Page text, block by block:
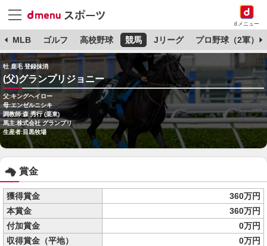
dメニュー
MLB ゴルフ 高校野球 競馬 Jリーグ プロ野球（2軍）
牡 鹿毛 登録抹消
(父)グランプリジョニー
父:キングヘイロー
母:エンゼルニシキ
調教師:森 秀行 (栗東)
馬主:株式会社 グランプリ
生産者:目黒牧場
賞金
獲得賞金
360万円
本賞金
360万円
付加賞金
0万円
収得賞金（平地）
0万円